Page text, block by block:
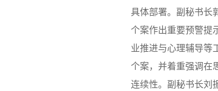
具体部署。副秘书长
个案作出重要预警提
业推进与心理辅导等
个案，并着重强调在
连续性。副秘书长刘